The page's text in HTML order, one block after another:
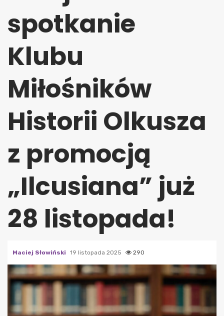
spotkanie
Klubu
Miłośników
Historii Olkusza
z promocją
„Ilcusiana” już
28 listopada!
Maciej Słowiński 19 listopada 2025 290